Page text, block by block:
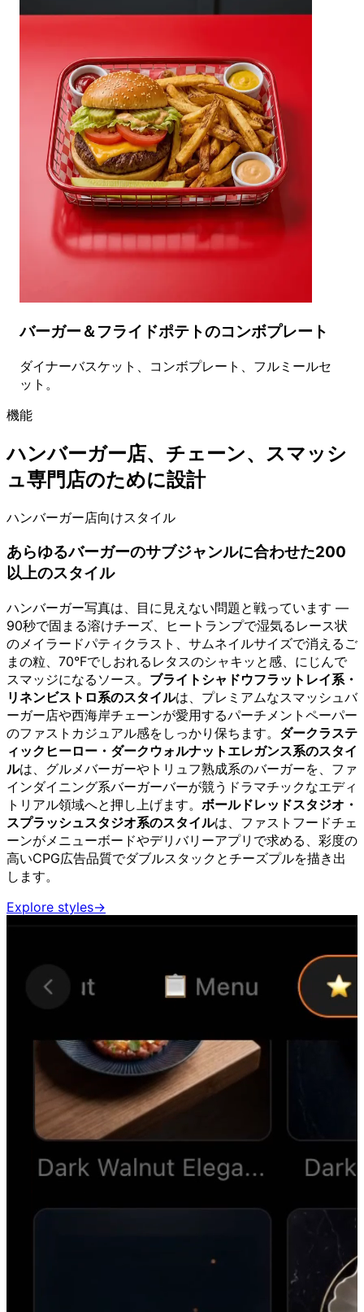
バーガー＆フライドポテトのコンボプレート
ダイナーバスケット、コンボプレート、フルミールセ
ット。
機能
ハンバーガー店、チェーン、スマッシ
ュ専門店のために設計
ハンバーガー店向けスタイル
あらゆるバーガーのサブジャンルに合わせた200
以上のスタイル
ハンバーガー写真は、目に見えない問題と戦っています —
90秒で固まる溶けチーズ、ヒートランプで湿気るレース状
のメイラードパティクラスト、サムネイルサイズで消えるご
まの粒、70°Fでしおれるレタスのシャキッと感、にじんで
スマッジになるソース。 ブライトシャドウフラットレイ系・
リネンビストロ系のスタイルは、プレミアムなスマッシュバ
ーガー店や西海岸チェーンが愛用するパーチメントペーパー
のファストカジュアル感をしっかり保ちます。 ダークラステ
ィックヒーロー・ダークウォルナットエレガンス系のスタイ
ルは、グルメバーガーやトリュフ熟成系のバーガーを、ファ
インダイニング系バーガーバーが競うドラマチックなエディ
トリアル領域へと押し上げます。 ボールドレッドスタジオ・
スプラッシュスタジオ系のスタイルは、ファストフードチェ
ーンがメニューボードやデリバリーアプリで求める、彩度の
高いCPG広告品質でダブルスタックとチーズプルを描き出
します。
Explore styles→